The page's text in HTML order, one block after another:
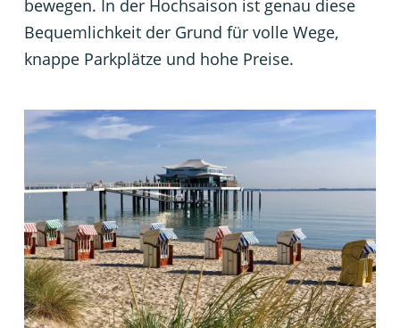
bewegen. In der Hochsaison ist genau diese
Bequemlichkeit der Grund für volle Wege,
knappe Parkplätze und hohe Preise.